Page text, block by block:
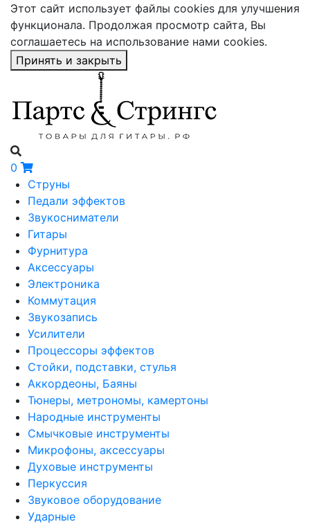
Этот сайт использует файлы cookies для улучшения
функционала. Продолжая просмотр сайта, Вы
соглашаетесь на использование нами cookies.
Принять и закрыть
0
Струны
Педали эффектов
Звукосниматели
Гитары
Фурнитура
Аксессуары
Электроника
Коммутация
Звукозапись
Усилители
Процессоры эффектов
Стойки, подставки, стулья
Аккордеоны, Баяны
Тюнеры, метрономы, камертоны
Народные инструменты
Смычковые инструменты
Микрофоны, аксессуары
Духовые инструменты
Перкуссия
Звуковое оборудование
Ударные